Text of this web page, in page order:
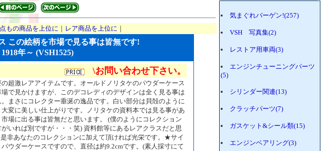
もの商品を上位に ｜ レア商品を上位に ｜
この絵柄を市場で見る事は皆無です!
年～ (VSH1525)
\お問い合わせ下さい。
超激レアアイテムです。オールドノリタケのパウダーケース
場で見かけますが、このデコレディのデザインは全く見る事は
まさにコレクター垂涎の逸品です。白い部分は貝殻のように
変に美しい仕上がりです。ノリタケの資料本では見る事があ
市場に出る事は皆無だと思います。 (僕のようにコレクション
いれば別ですが・・・笑) 資料館等にあるレアクラスだと思
非あなたのコレクションに加えて頂ければ光栄です。★サイ
ウダーケースですので、直径は約9.2cmです。(素人採寸にて
気まぐれバーゲン!(257)
VSH 写真集(2)
レストア用車両(3)
エンジンチューニングパーツ
(5)
シリンダー関連(13)
クラッチパーツ(7)
ガスケット&シール類(15)
エンジンベアリング(3)